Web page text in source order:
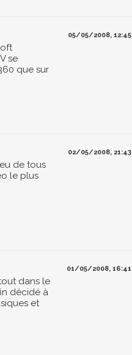
se
que sur
05/05/2008, 12:45
de tous
le plus
02/05/2008, 21:43
dans le
décidé à
et
01/05/2008, 16:41